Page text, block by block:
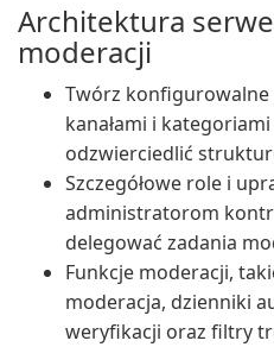
Architektura
moderacji
Twórz konfigurowalne
kanałami i kategoriami
odzwierciedlić
Szczegółowe role i
administratorom
delegować zadania
Funkcje moderacji,
moderacja, dzienniki
weryfikacji oraz filtry